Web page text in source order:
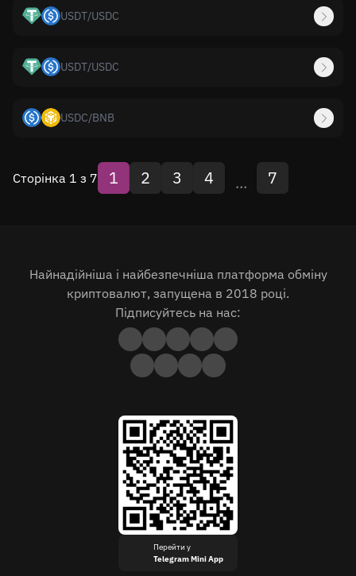
USDT/USDC
USDT/USDC
USDC/BNB
Сторінка 1 з 7 1 2 3 4 ... 7
Найнадійніша і найбезпечніша платформа обміну
криптовалют, запущена в 2018 році.
Підписуйтесь на нас:
Перейти у
Telegram Mini App